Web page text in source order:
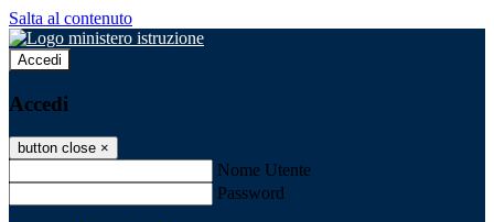
Salta al contenuto
Accedi
Accedi
button close ×
Nome Utente
Password